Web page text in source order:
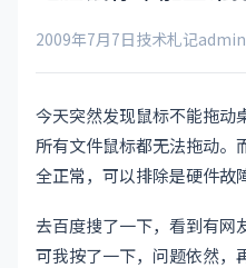
2009年7月7日技术札记admin
今天突然发现鼠标不能拖动
所有文件鼠标都无法拖动。
全正常，可以排除是硬件故
去百度搜了一下，看到有
可我按了一下，问题依然，